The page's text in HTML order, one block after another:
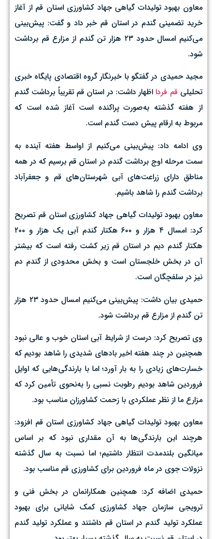
معاون بهبود تولیدات گیاهی جهاد کشاورزی استان قم از آغاز
خرید تضمینی گندم در استان قم خبر داد و گفت: پیش‌بینی
می‌کنیم امسال حدود ۲۳ هزار تن گندم از مزارع قم برداشت
شود.
مجید حمیدی در گفتگو با خبرنگار گروه اقتصادی پايگاه خبری
تحليلی قم فردااظهار داشت: در استان قم تقریباً برداشت گندم
از هفته گذشته به‌صورت پراکنده است آغاز شده است که
مربوط به ارقام پیش دست گندم است.
وی ادامه داد: پیش‌بینی می‌کنیم از اواسط هفته آینده به
سمت مرحله اوج برداشت گندم در استان قم برسیم که در همه
مناطق دارای زراعت‌های آبی شهرستان‌های قم و جعفرآباد
برداشت گندم را شاهد باشیم.
معاون بهبود تولیدات گیاهی جهاد کشاورزی استان قم تصریح
کرد: امسال ۴ هزار و ۶۰۰ هکتار گندم آبی یک هزار و ۲۰۰
هکتار گندم دیم در استان قم زیر کشت رفته است که بیشتر
آن در بخش خلجستان است و بخش محدودی از گندم دم
نیز در سلفچگان است.
حمیدی بیان داشت: پیش‌بینی می‌کنیم امسال حدود ۲۳ هزار
تن گندم از مزارع قم برداشت شود.
وی تصریح کرد: درست از شرایط آبی استان خوب و عالی نبود
همچنین در چند هفته اخیر بادهای شدیدی را شاهد بودیم که
خسارت‌های زیادی را به بار آورد؛ اما با بارندگی‌هایی که اوایل
فروردین شاهد بودیم رطوبت نسبی را به‌نحوی تأمین کرد که
مزارع ما از نظر عملکردی با زحمت کشاورزان مناسب بود.
معاون بهبود تولیدات گیاهی جهاد کشاورزی استان قم افزود:
هرچند این بارندگی‌ها به آن مقداری نبود که بر اساس
میانگین بلندمدت انتظار داشتیم؛ اما نسبت به سال گذشته
نزولات جوی در ماه فروردین برای کشاورزی قم مناسب بود.
حمیدی اضافه کرد: همچنین همکارانمان در بخش فنی و
ترویجی سازمان جهاد کشاورزی کمک شایانی برای بهبود
عملکرد تولید گندم در استان قم داشتند و عملکرد تولید گندم